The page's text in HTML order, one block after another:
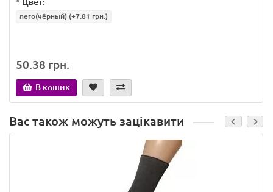
* Цвет:
nero(чёрный) (+7.81 грн.)
50.38 грн.
В кошик
Вас також можуть зацікавити